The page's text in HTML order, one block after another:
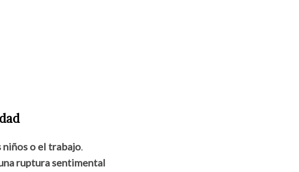
niños o el trabajo.
ruptura sentimental